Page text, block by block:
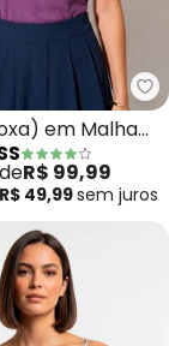
(Bege) em
em Malha
R$ 99,99
R$ 49,99sem juros